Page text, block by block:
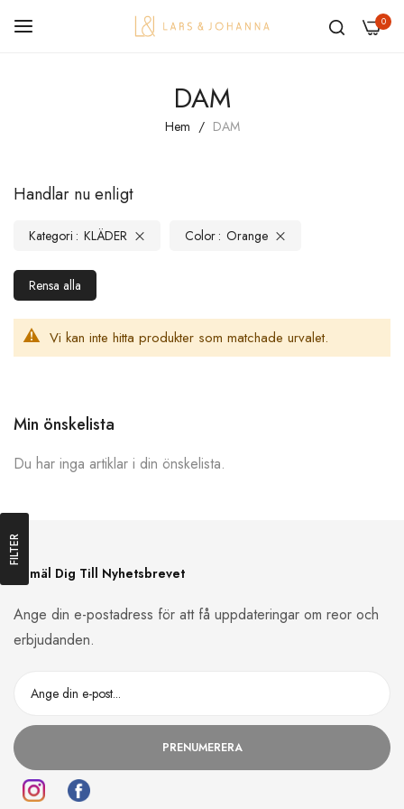
0
DAM
Hem DAM
Vi kan inte hitta produkter som matchade urvalet.
FILTER
Handlar nu enligt
Kategori KLÄDER Color Orange
Rensa alla
Min önskelista
Du har inga artiklar i din önskelista.
Anmäl Dig Till Nyhetsbrevet
Ange din e-postadress för att få uppdateringar om reor och
erbjudanden.
PRENUMERERA